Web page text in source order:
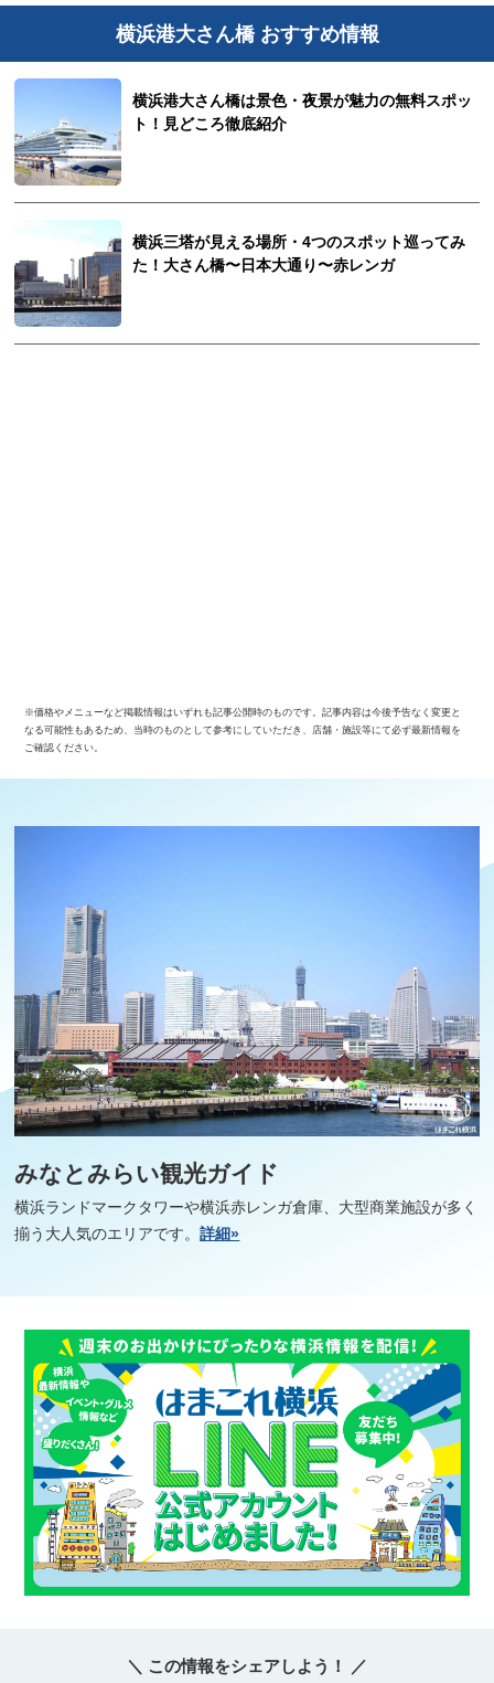
横浜港大さん橋 おすすめ情報
横浜港大さん橋は景色・夜景が魅力の無料スポッ
ト！見どころ徹底紹介
横浜三塔が見える場所・4つのスポット巡ってみ
た！大さん橋〜日本大通り〜赤レンガ
※価格やメニューなど掲載情報はいずれも記事公開時のものです。記事内容は今後予告なく変更と
なる可能性もあるため、当時のものとして参考にしていただき、店舗・施設等にて必ず最新情報を
ご確認ください。
みなとみらい観光ガイド
横浜ランドマークタワーや横浜赤レンガ倉庫、大型商業施設が多く
揃う大人気のエリアです。詳細»
＼ この情報をシェアしよう！ ／